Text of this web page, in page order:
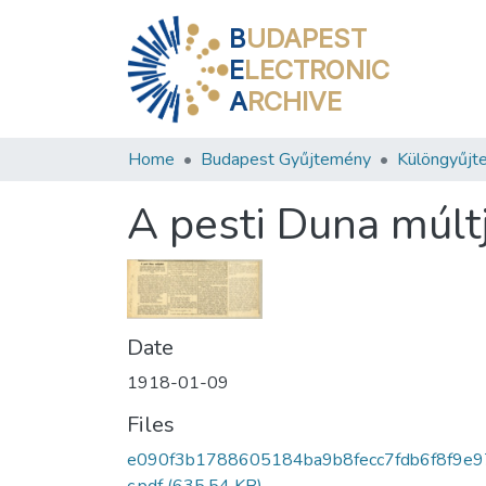
BUDAPEST
ELECTRONIC
ARCHIVE
Home Budapest Gyűjtemény
A pesti Duna
Date
1918-01-09
Files